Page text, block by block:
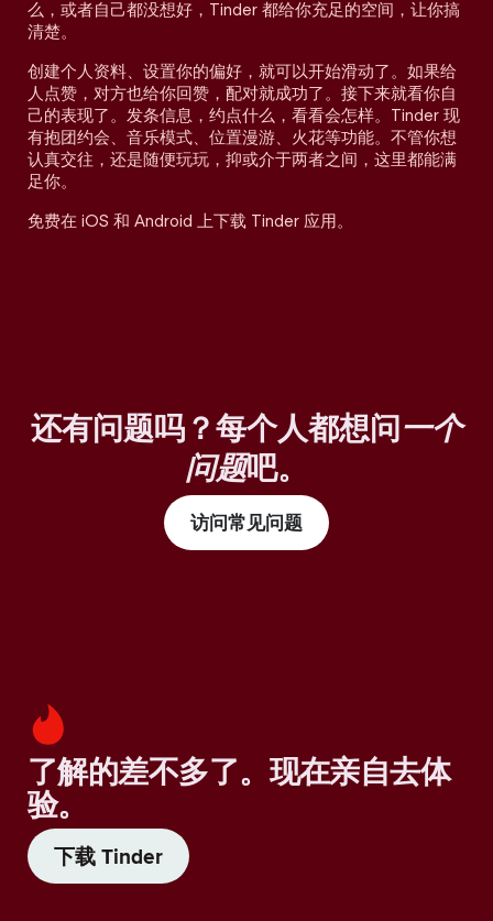
么，或者自己都没想好，Tinder 都给你充足的空间，让你搞
清楚。
创建个人资料、设置你的偏好，就可以开始滑动了。如果给
人点赞，对方也给你回赞，配对就成功了。接下来就看你自
己的表现了。发条信息，约点什么，看看会怎样。Tinder 现
有抱团约会、音乐模式、位置漫游、火花等功能。不管你想
认真交往，还是随便玩玩，抑或介于两者之间，这里都能满
足你。
免费在 iOS 和 Android 上下载 Tinder 应用。
还有问题吗？每个人都想问一个
问题吧。
访问常见问题
了解的差不多了。现在亲自去体
验。
下载 Tinder